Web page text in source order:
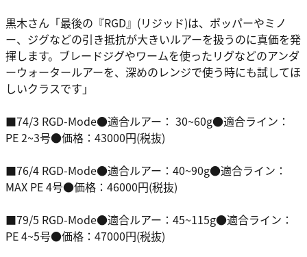
黒木さん「最後の『RGD』(リジッド)は、ポッパーやミノ
ー、ジグなどの引き抵抗が大きいルアーを扱うのに真価を発
揮します。ブレードジグやワームを使ったリグなどのアンダ
ーウォータールアーを、深めのレンジで使う時にも試してほ
しいクラスです」
■74/3 RGD-Mode●適合ルアー： 30~60g●適合ライン：
PE 2~3号●価格：43000円(税抜)
■76/4 RGD-Mode●適合ルアー：40~90g●適合ライン：
MAX PE 4号●価格：46000円(税抜)
■79/5 RGD-Mode●適合ルアー：45~115g●適合ライン：
PE 4~5号●価格：47000円(税抜)